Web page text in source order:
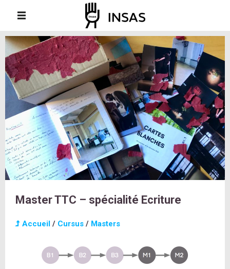
Master TTC – spécialité Ecriture
Accueil / Cursus / Masters